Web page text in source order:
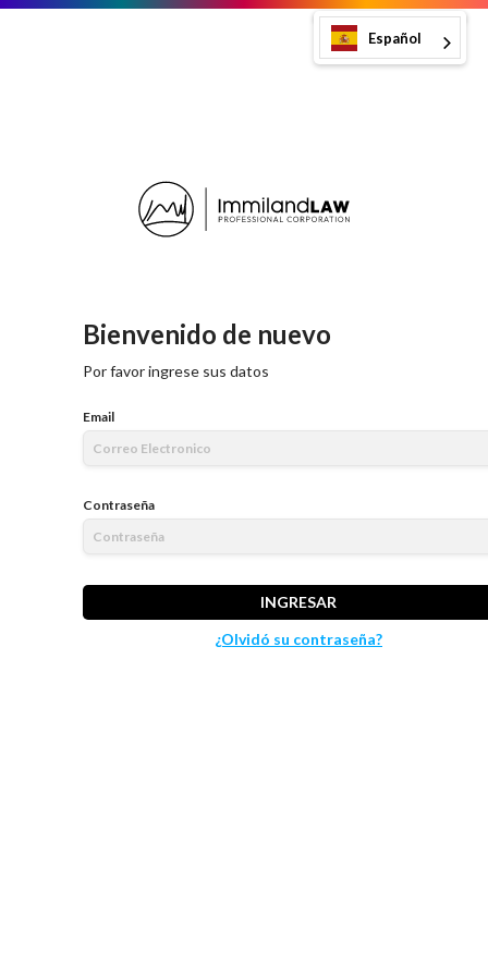
Bienvenido de nuevo
Por favor ingrese sus datos
Email
Contraseña
INGRESAR
¿Olvidó su contraseña?
Español